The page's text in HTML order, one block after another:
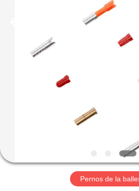
HOGAR
PRODUCTOS
VIAJE
Pernos de la